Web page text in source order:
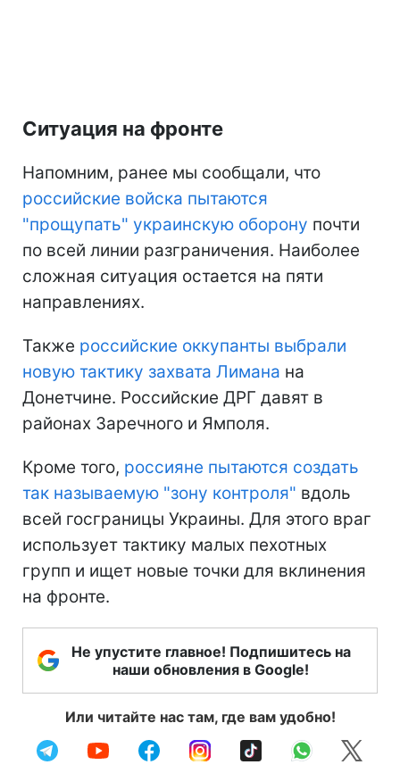
Ситуация на фронте
Напомним, ранее мы сообщали, что
российские войска пытаются
"прощупать" украинскую оборону почти
по всей линии разграничения. Наиболее
сложная ситуация остается на пяти
направлениях.
Также российские оккупанты выбрали
новую тактику захвата Лимана на
Донетчине. Российские ДРГ давят в
районах Заречного и Ямполя.
Кроме того, россияне пытаются создать
так называемую "зону контроля" вдоль
всей госграницы Украины. Для этого враг
использует тактику малых пехотных
групп и ищет новые точки для вклинения
на фронте.
Не упустите главное! Подпишитесь на
наши обновления в Google!
Или читайте нас там, где вам удобно!